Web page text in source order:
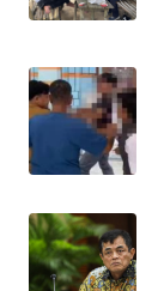
JATENG
WN
NUSANTARA
WN
JOGJA